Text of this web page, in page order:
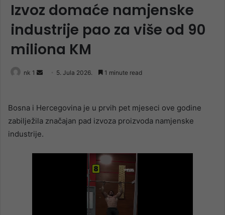
Izvoz domaće namjenske
industrije pao za više od 90
miliona KM
nk 1
Send 5. Jula 2026. 1 minute read
Bosna i Hercegovina je u prvih pet mjeseci ove godine
zabilježila značajan pad izvoza proizvoda namjenske
industrije.